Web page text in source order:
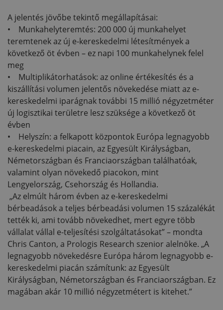
A jelentés jövőbe tekintő megállapításai:
• Munkahelyteremtés: 200 000 új munkahelyet
teremtenek az új e-kereskedelmi létesítmények a
következő öt évben – ez napi 100 munkahelynek felel
meg
• Multiplikátorhatások: az online értékesítés és a
kiszállítási volumen jelentős növekedése miatt az e-
kereskedelmi iparágnak további 15 millió négyzetméter
új logisztikai területre lesz szüksége a következő öt
évben
• Helyszín: a felkapott központok Európa legnagyobb
e-kereskedelmi piacain, az Egyesült Királyságban,
Németországban és Franciaországban találhatóak,
valamint olyan növekedő piacokon, mint
Lengyelország, Csehország és Hollandia.
„Az elmúlt három évben az e-kereskedelmi
bérbeadások a teljes bérbeadási volumen 15 százalékát
tették ki, ami tovább növekedhet, mert egyre több
vállalat vállal e-teljesítési szolgáltatásokat” – mondta
Chris Canton, a Prologis Research szenior alelnöke. „A
legnagyobb növekedésre Európa három legnagyobb e-
kereskedelmi piacán számítunk: az Egyesült
Királyságban, Németországban és Franciaországban. Ez
magában akár 10 millió négyzetmétert is kitehet.”